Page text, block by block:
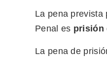
La pena prevista
Penal es prisión
La pena de